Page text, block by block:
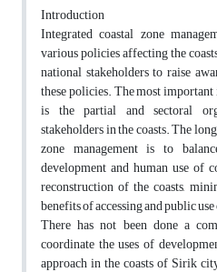
Introduction
Integrated coastal zone
various policies affecting the
national stakeholders to raise
these policies. The most
is the partial and sectoral
stakeholders in the coasts. The
zone management is to
development and human use of
reconstruction of the coasts,
benefits of accessing and public
‫‬There has not been done a
coordinate the uses of
approach in the coasts of Sirik